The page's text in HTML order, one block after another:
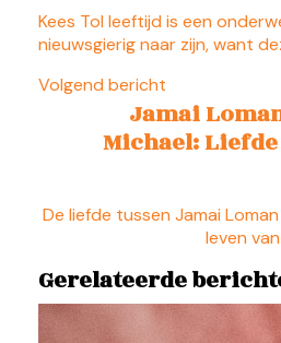
Kees Tol leeftijd is een
nieuwsgierig naar zijn, want
Volgend bericht
Jamai
Michael:
De liefde tussen Jamai
leven
Gerelateerde